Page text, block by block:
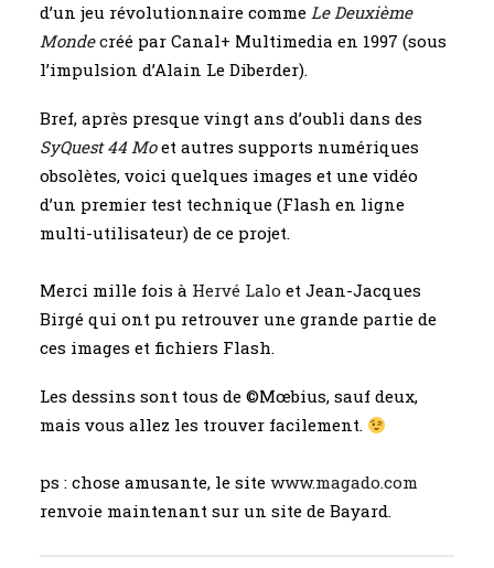
d’un jeu révolutionnaire comme Le Deuxième
Mondecréé par Canal+ Multimedia en 1997 (sous
l’impulsion d’Alain Le Diberder).
Bref, après presque vingt ans d’oubli dans des
SyQuest 44 Moet autres supports numériques
obsolètes, voici quelques images et une vidéo
d’un premier test technique (Flash en ligne
multi-utilisateur) de ce projet.
Merci mille fois à Hervé Lalo et Jean-Jacques
Birgé qui ont pu retrouver une grande partie de
ces images et fichiers Flash.
Les dessins sont tous de ©Mœbius, sauf deux,
mais vous allez les trouver facilement.
ps : chose amusante, le site www.magado.com
renvoie maintenant sur un site de Bayard.